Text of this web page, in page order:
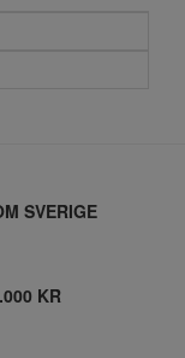
SVERIGE
KR